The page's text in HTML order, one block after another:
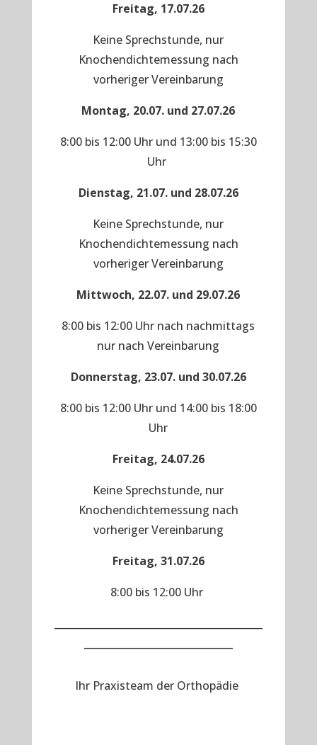
Freitag, 17.07.26
Keine Sprechstunde, nur
Knochendichtemessung nach
vorheriger Vereinbarung
Montag, 20.07. und 27.07.26
8:00 bis 12:00 Uhr und 13:00 bis 15:30
Uhr
Dienstag, 21.07. und 28.07.26
Keine Sprechstunde, nur
Knochendichtemessung nach
vorheriger Vereinbarung
Mittwoch, 22.07. und 29.07.26
8:00 bis 12:00 Uhr nach nachmittags
nur nach Vereinbarung
Donnerstag, 23.07. und 30.07.26
8:00 bis 12:00 Uhr und 14:00 bis 18:00
Uhr
Freitag, 24.07.26
Keine Sprechstunde, nur
Knochendichtemessung nach
vorheriger Vereinbarung
Freitag, 31.07.26
8:00 bis 12:00 Uhr
Ihr Praxisteam der Orthopädie